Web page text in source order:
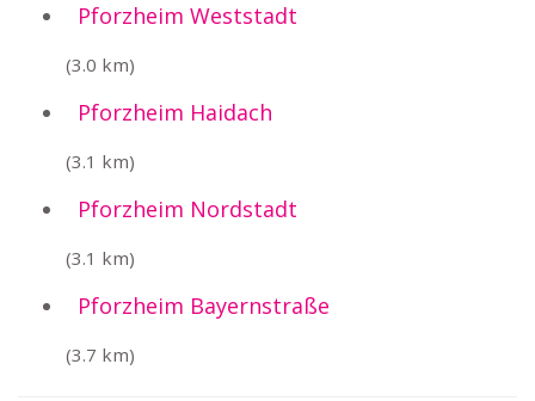
Pforzheim Weststadt
(3.0 km)
Pforzheim Haidach
(3.1 km)
Pforzheim Nordstadt
(3.1 km)
Pforzheim Bayernstraße
(3.7 km)